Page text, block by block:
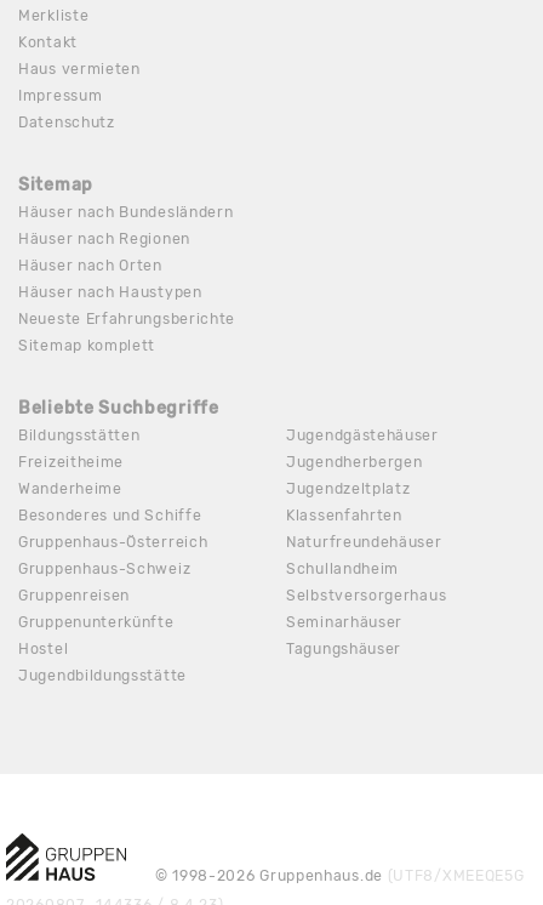
Merkliste
Kontakt
Haus vermieten
Impressum
Datenschutz
Sitemap
Häuser nach Bundesländern
Häuser nach Regionen
Häuser nach Orten
Häuser nach Haustypen
Neueste Erfahrungsberichte
Sitemap komplett
Beliebte Suchbegriffe
Bildungsstätten
Freizeitheime
Wanderheime
Besonderes und Schiffe
Gruppenhaus-Österreich
Gruppenhaus-Schweiz
Gruppenreisen
Gruppenunterkünfte
Hostel
Jugendbildungsstätte
Jugendgästehäuser
Jugendherbergen
Jugendzeltplatz
Klassenfahrten
Naturfreundehäuser
Schullandheim
Selbstversorgerhaus
Seminarhäuser
Tagungshäuser
© 1998-2026 Gruppenhaus.de
(UTF8/XMEEQE5G